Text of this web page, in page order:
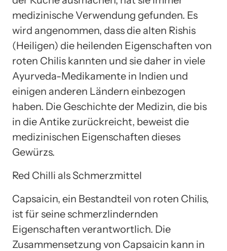
medizinische Verwendung gefunden. Es
wird angenommen, dass die alten Rishis
(Heiligen) die heilenden Eigenschaften von
roten Chilis kannten und sie daher in viele
Ayurveda-Medikamente in Indien und
einigen anderen Ländern einbezogen
haben. Die Geschichte der Medizin, die bis
in die Antike zurückreicht, beweist die
medizinischen Eigenschaften dieses
Gewürzs.
Red Chilli als Schmerzmittel
Capsaicin, ein Bestandteil von roten Chilis,
ist für seine schmerzlindernden
Eigenschaften verantwortlich. Die
Zusammensetzung von Capsaicin kann in